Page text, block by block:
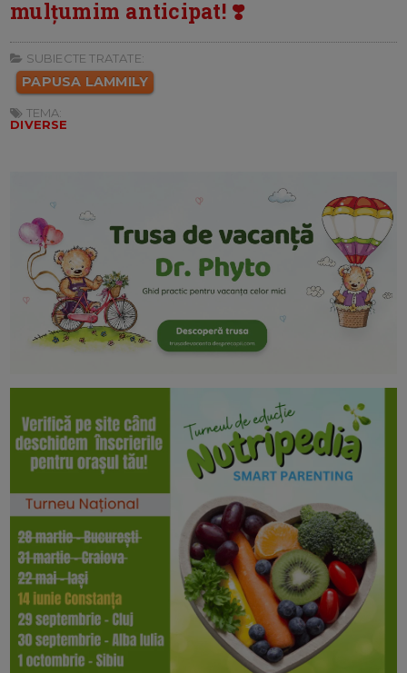
mulțumim anticipat! ❣️
SUBIECTE TRATATE:
PAPUSA LAMMILY
TEMA:
DIVERSE